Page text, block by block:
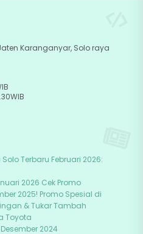
Karanganyar, Solo raya
Terbaru Februari 2026:
2026 Cek Promo
2025! Promo Spesial di
& Tukar Tambah
Toyota
2024